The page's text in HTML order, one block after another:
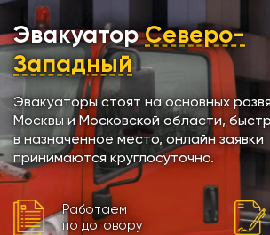
ЭвакуаторСеверо-
Западный
Эвакуаторы стоят на основных
Москвы и Московской области,
в назначенное место, онлайн заявки
принимаются круглосуточно.
Работаем
по договору